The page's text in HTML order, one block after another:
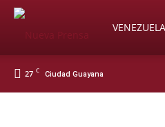
SoyVENEZUELA
27 C Ciudad Guayana